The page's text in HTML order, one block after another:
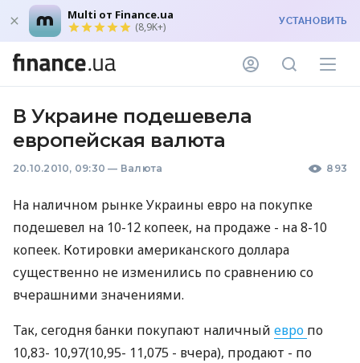
Multi от Finance.ua
(8,9K+) УСТАНОВИТЬ
В Украине подешевела
европейская валюта
20.10.2010, 09:30 — Валюта 893
На наличном рынке Украины евро на покупке
подешевел на 10-12 копеек, на продаже - на 8-10
копеек. Котировки американского доллара
существенно не изменились по сравнению со
вчерашними значениями.
Так, сегодня банки покупают наличный евро по
10,83- 10,97(10,95- 11,075 - вчера), продают - по